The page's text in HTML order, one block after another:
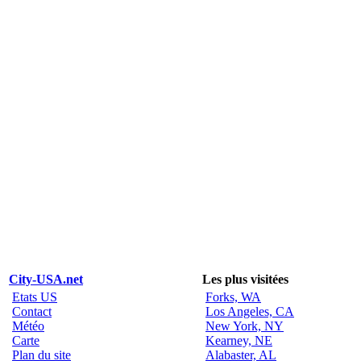
City-USA.net
Les plus visitées
Etats US
Contact
Météo
Carte
Plan du site
Forks, WA
Los Angeles, CA
New York, NY
Kearney, NE
Alabaster, AL